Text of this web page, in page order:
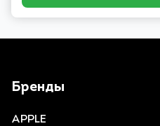
Бренды
APPLE